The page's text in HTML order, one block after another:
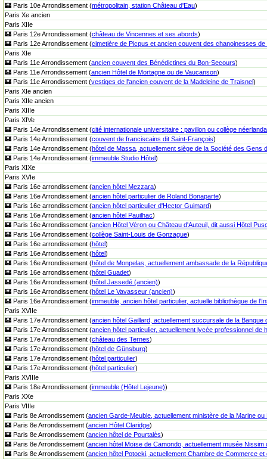
🏰 Paris 10e Arrondissement (métropolitain, station Château d'Eau)
Paris Xe ancien
Paris XIIe
🏰 Paris 12e Arrondissement (château de Vincennes et ses abords)
🏰 Paris 12e Arrondissement (cimetière de Picpus et ancien couvent des chanoinesses de
Paris XIe
🏰 Paris 11e Arrondissement (ancien couvent des Bénédictines du Bon-Secours)
🏰 Paris 11e Arrondissement (ancien Hôtel de Mortagne ou de Vaucanson)
🏰 Paris 11e Arrondissement (vestiges de l'ancien couvent de la Madeleine de Traisnel)
Paris XIe ancien
Paris XIIe ancien
Paris XIIIe
Paris XIVe
🏰 Paris 14e Arrondissement (cité internationale universitaire : pavillon ou collège
🏰 Paris 14e Arrondissement (couvent de franciscains dit Saint-François)
🏰 Paris 14e Arrondissement (hôtel de Massa, actuellement siège de la Société des Gens
🏰 Paris 14e Arrondissement (immeuble Studio Hôtel)
Paris XIXe
Paris XVIe
🏰 Paris 16e arrondissement (ancien hôtel Mezzara)
🏰 Paris 16e Arrondissement (ancien hôtel particulier de Roland Bonaparte)
🏰 Paris 16e arrondissement (ancien hôtel particulier d'Hector Guimard)
🏰 Paris 16e Arrondissement (ancien hôtel Pauilhac)
🏰 Paris 16e Arrondissement (ancien Hôtel Véron ou Château d'Auteuil, dit aussi Hôtel
🏰 Paris 16e Arrondissement (collège Saint-Louis de Gonzague)
🏰 Paris 16e arrondissement (hôtel)
🏰 Paris 16e Arrondissement (hôtel)
🏰 Paris 16e Arrondissement (hôtel de Monpelas, actuellement ambassade de la
🏰 Paris 16e arrondissement (hôtel Guadet)
🏰 Paris 16e Arrondissement (hôtel Jassedé (ancien))
🏰 Paris 16e Arrondissement (hôtel Le Vavasseur (ancien))
🏰 Paris 16e Arrondissement (immeuble, ancien hôtel particulier, actuelle bibliothèque de
Paris XVIIe
🏰 Paris 17e Arrondissement (ancien hôtel Gaillard, actuellement succursale de la Banque
🏰 Paris 17e Arrondissement (ancien hôtel particulier, actuellement lycée professionnel de
🏰 Paris 17e Arrondissement (château des Ternes)
🏰 Paris 17e Arrondissement (hôtel de Günsburg)
🏰 Paris 17e Arrondissement (hôtel particulier)
🏰 Paris 17e Arrondissement (hôtel particulier)
Paris XVIIIe
🏰 Paris 18e Arrondissement (immeuble (Hôtel Lejeune))
Paris XXe
Paris VIIIe
🏰 Paris 8e Arrondissement (ancien Garde-Meuble, actuellement ministère de la Marine ou
🏰 Paris 8e Arrondissement (ancien Hôtel Claridge)
🏰 Paris 8e Arrondissement (ancien hôtel de Pourtalès)
🏰 Paris 8e Arrondissement (ancien hôtel Moïse de Camondo, actuellement musée Nissim
🏰 Paris 8e Arrondissement (ancien hôtel Potocki, actuellement Chambre de Commerce